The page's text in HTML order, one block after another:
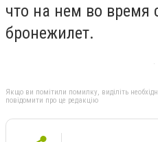
что на нем во время
бронежилет.
Якщо ви помітили помилку, виділіть
повідомити про це редакцію